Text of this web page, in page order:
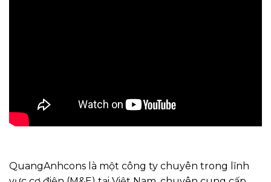
QuangAnhcons là một công ty chuyên trong lĩnh